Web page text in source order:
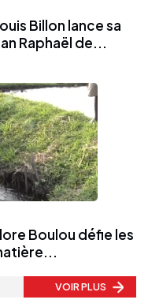
Billon lance sa
Raphaël de...
Boulou défie les
VOIR PLUS